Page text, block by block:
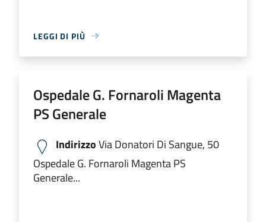
LEGGI DI PIÙ
Ospedale G. Fornaroli Magenta
PS Generale
IndirizzoVia Donatori Di Sangue, 50
Ospedale G. Fornaroli Magenta PS
Generale...